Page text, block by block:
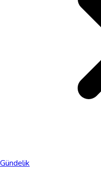
Gündelik